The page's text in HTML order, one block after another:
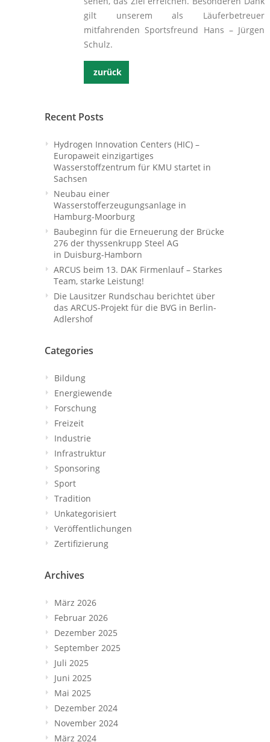
gilt unserem als Läuferbetreuer
mitfahrenden Sportsfreund Hans – Jürgen
Schulz.
zurück
Recent Posts
Hydrogen Innovation Centers (HIC) –
Europaweit einzigartiges
Wasserstoffzentrum für KMU startet in
Sachsen
Neubau einer
Wasserstofferzeugungsanlage in
Hamburg-Moorburg
Baubeginn für die Erneuerung der Brücke
276 der thyssenkrupp Steel AG
in Duisburg-Hamborn
ARCUS beim 13. DAK Firmenlauf – Starkes
Team, starke Leistung!
Die Lausitzer Rundschau berichtet über
das ARCUS-Projekt für die BVG in Berlin-
Adlershof
Categories
Bildung
Energiewende
Forschung
Freizeit
Industrie
Infrastruktur
Sponsoring
Sport
Tradition
Unkategorisiert
Veröffentlichungen
Zertifizierung
Archives
März 2026
Februar 2026
Dezember 2025
September 2025
Juli 2025
Juni 2025
Mai 2025
Dezember 2024
November 2024
März 2024